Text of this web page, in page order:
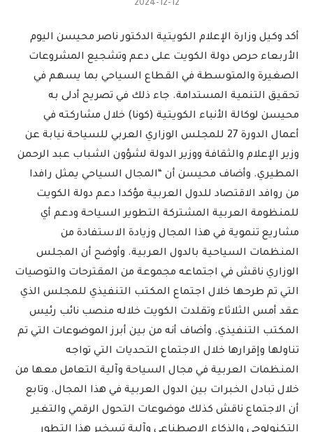
2024-12-12
أكد وكيل وزارة الإعلام الكويتية الدكتور ناصر محيسن اليوم
الأربعاء حرص دولة الكويت على دعم وتشجيع المشروعات
الصغيرة والمتوسطة في القطاع السياحي بما يسهم في
تحقيق التنمية المستدامة. جاء ذلك في تصريح أدلى به
محيسن لوكالة الأنباء الكويتية (كونا) خلال مشاركته في
أعمال الدورة 27 للمجلس الوزاري العربي للسياحة نيابة عن
وزير الإعلام والثقافة ووزير الدولة لشؤون الشباب عبد الرحمن
المطيري. وأضاف محيسن أن “المجال السياحي يمثل رافدا
من روافد الاقتصاد للدول العربية مؤكدا دعم دولة الكويت
للمنظومة العربية المشتركة التطوير السياحة ودعم أي
مشاريع تنموية في هذا المجال وزيادة الاستفادة من
المنظمات السياحية بالدول العربية. وأوضح أن المجلس
الوزاري ناقش في اجتماعه مجموعة من المقترحات والتوصيات
التي تم طرحها خلال اجتماع المكتب التنفيذي للمجلس الذي
عقد أمس الثلاثاء وتقلدت الكويت خلاله منصب نائب رئيس
المكتب التنفيذي. وأضاف أنه من بين أبرز الموضوعات التي تم
تناولها وإقرارها خلال الاجتماع التحديات التي تواجه
المنظمات العربية في مجال السياحة وآلية التعامل معها من
خلال تبادل الخبرات بين الدول العربية في هذا المجال. وتابع
أن الاجتماع ناقش كذلك موضوعات التحول الرقمي والتغير